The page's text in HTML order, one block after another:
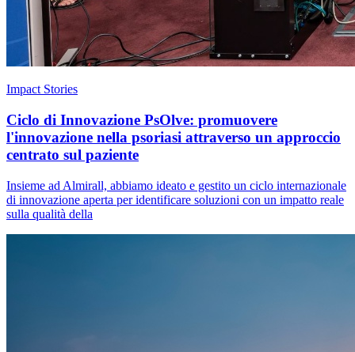
Impact Stories
Ciclo di Innovazione PsOlve: promuovere
l'innovazione nella psoriasi attraverso un approccio
centrato sul paziente
Insieme ad Almirall, abbiamo ideato e gestito un ciclo internazionale
di innovazione aperta per identificare soluzioni con un impatto reale
sulla qualità della